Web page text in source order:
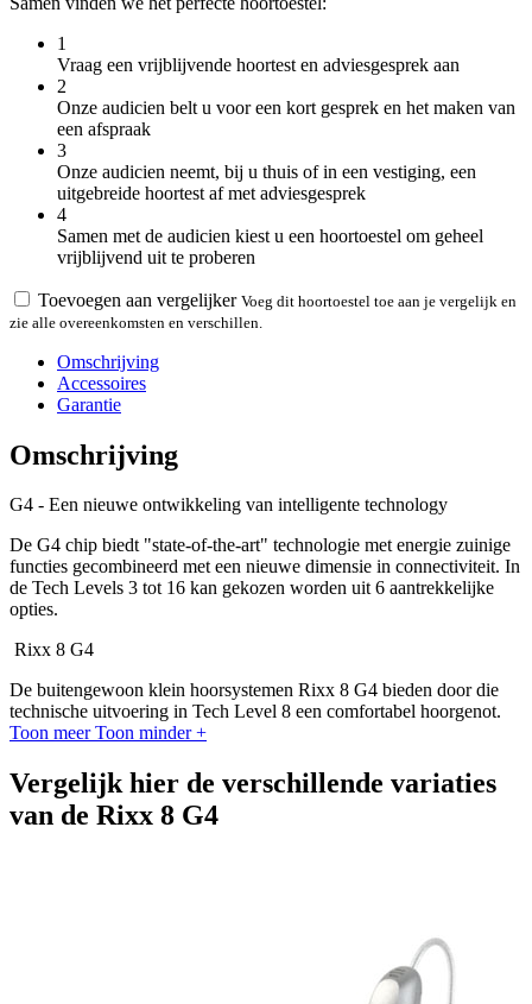
1
Vraag een vrijblijvende hoortest en adviesgesprek aan
2
Onze audicien belt u voor een kort gesprek en het maken van
een afspraak
3
Onze audicien neemt, bij u thuis of in een vestiging, een
uitgebreide hoortest af met adviesgesprek
4
Samen met de audicien kiest u een hoortoestel om geheel
vrijblijvend uit te proberen
Toevoegen aan vergelijker Voeg dit hoortoestel toe aan je vergelijk en
zie alle overeenkomsten en verschillen.
Omschrijving
Accessoires
Garantie
Omschrijving
G4 - Een nieuwe ontwikkeling van intelligente technology
De G4 chip biedt "state-of-the-art" technologie met energie zuinige
functies gecombineerd met een nieuwe dimensie in connectiviteit. In
de Tech Levels 3 tot 16 kan gekozen worden uit 6 aantrekkelijke
opties.
Rixx 8 G4
De buitengewoon klein hoorsystemen Rixx 8 G4 bieden door die
technische uitvoering in Tech Level 8 een comfortabel hoorgenot.
Toon meer Toon minder +
Vergelijk hier de verschillende variaties
van de Rixx 8 G4